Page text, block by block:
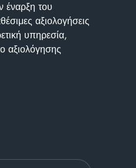
έναρξη του
αξιολογήσεις
υπηρεσία,
αξιολόγησης